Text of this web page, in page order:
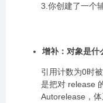
3.你创建了一个
增补：对象是什
引用计数为0时
是把对 release
Autorelease，